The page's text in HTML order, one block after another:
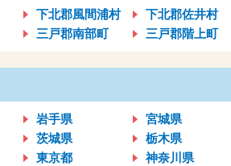
下北郡風間浦村 下北郡佐井村
三戸郡南部町 三戸郡階上町
岩手県 宮城県
茨城県 栃木県
東京都 神奈川県